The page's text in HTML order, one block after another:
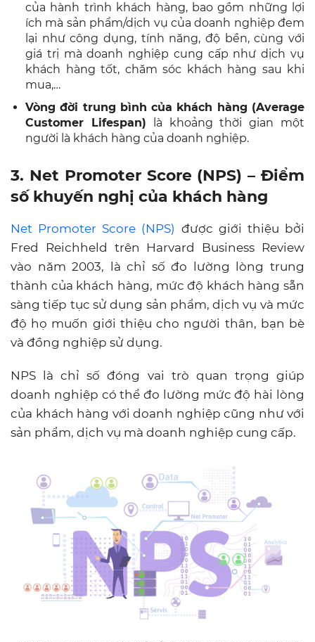
3. Net Promoter Score (NPS) – Điểm
số khuyến nghị của khách hàng
Net Promoter Score (NPS)
Fred Reichheld trên Harvard Business Review
vào năm 2003, là chỉ số đo lường lòng trung
thành của khách hàng, mức độ khách hàng sẵn
độ họ muốn giới thiệu cho người thân, bạn bè
và đồng nghiệp sử dụng.
NPS là chỉ số đóng vai trò quan trọng giúp
doanh nghiệp có thể đo lường mức độ hài lòng
của khách hàng với doanh nghiệp cũng như với
sản phẩm, dịch vụ mà doanh nghiệp cung cấp.
Net Promoter Score là chỉ số đo lường lòng trung thành
của khách hàng
:
Cho phép doanh nghiệp dự đoán được mức độ
trung thành
Xác định được liệu khách hàng có quay lại tiếp